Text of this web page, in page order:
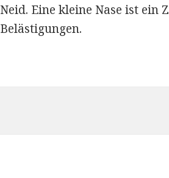
Neid. Eine kleine Nase ist ein
Belästigungen.